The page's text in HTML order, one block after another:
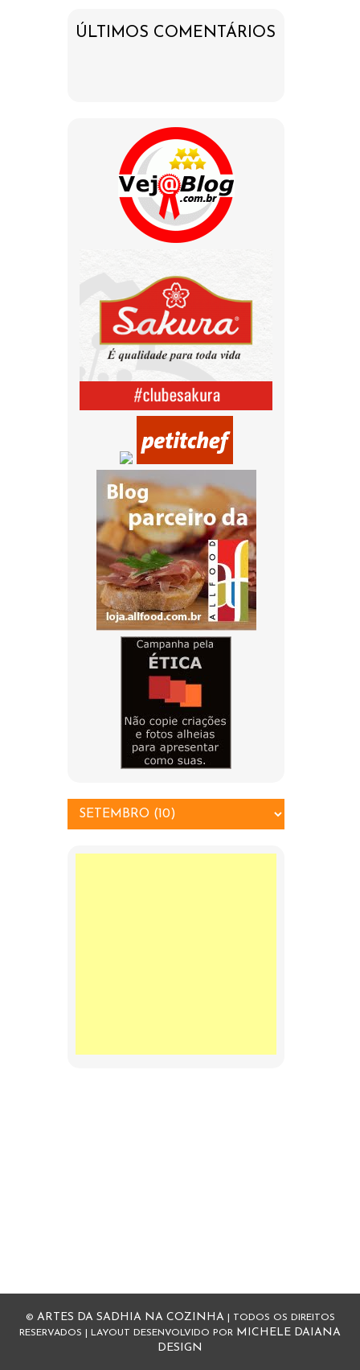
ÚLTIMOS COMENTÁRIOS
© ARTES DA SADHIA NA COZINHA| TODOS OS DIREITOS
RESERVADOS | LAYOUT DESENVOLVIDO POR MICHELE DAIANA
DESIGN